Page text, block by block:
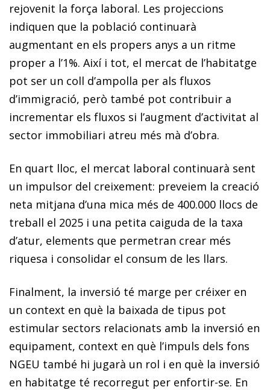
rejovenit la força laboral. Les projeccions
indiquen que la població continuarà
augmentant en els propers anys a un ritme
proper a l’1%. Així i tot, el mercat de l’habitatge
pot ser un coll d’ampolla per als fluxos
d’immigració, però també pot contribuir a
incrementar els fluxos si l’augment d’activitat al
sector immobiliari atreu més mà d’obra.
En quart lloc, el mercat laboral continuarà sent
un impulsor del creixement: preveiem la creació
neta mitjana d’una mica més de 400.000 llocs de
treball el 2025 i una petita caiguda de la taxa
d’atur, elements que permetran crear més
riquesa i consolidar el consum de les llars.
Finalment, la inversió té marge per créixer en
un context en què la baixada de tipus pot
estimular sectors relacionats amb la inversió en
equipament, context en què l’impuls dels fons
NGEU també hi jugarà un rol i en què la inversió
en habitatge té recorregut per enfortir-se. En